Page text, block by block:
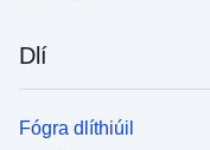
Dlí
Fógra dlíthiúil